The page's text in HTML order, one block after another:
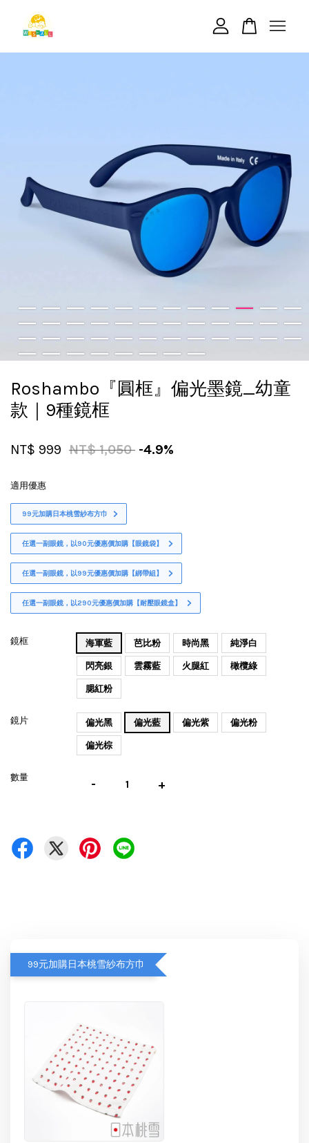
Roshambo『圓框』偏光墨鏡_幼童
款｜9種鏡框
NT$ 999 NT$ 1,050 -4.9%
適用優惠
99元加購日本桃雪紗布方巾
任選一副眼鏡，以90元優惠價加購【眼鏡袋】
任選一副眼鏡，以99元優惠價加購【綁帶組】
任選一副眼鏡，以290元優惠價加購【耐壓眼鏡盒】
鏡框 海軍藍 芭比粉 時尚黑 純淨白
閃亮銀 雲霧藍 火腿紅 橄欖綠
腮紅粉
鏡片 偏光黑 偏光藍 偏光紫 偏光粉
偏光棕
數量 - +
99元加購日本桃雪紗布方巾